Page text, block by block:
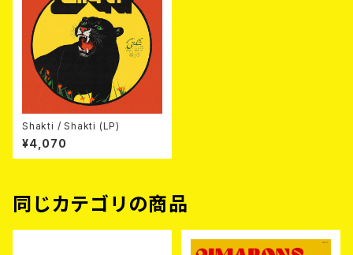
Shakti / Shakti (LP)
¥4,070
同じカテゴリの商品